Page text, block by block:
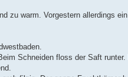
zu warm. Vorgestern allerdings
Schneiden floss der Saft